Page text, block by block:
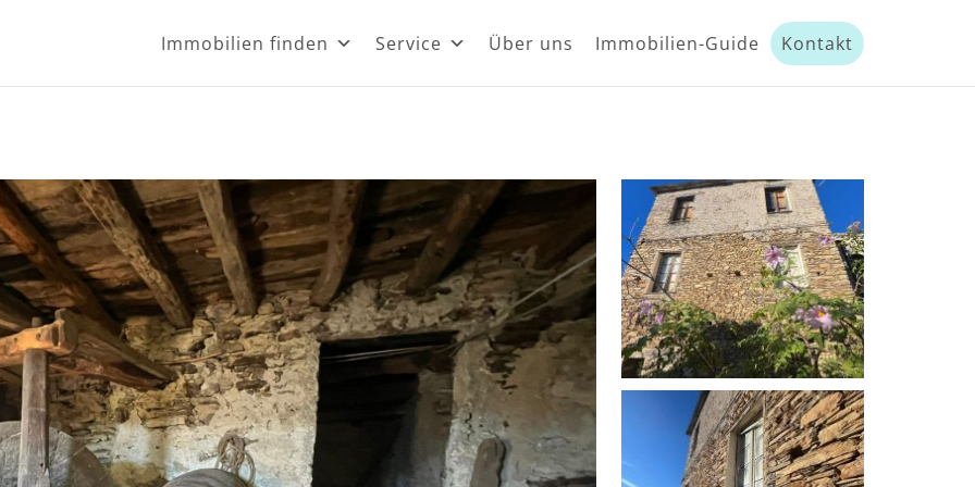
Immobilien finden Service Über uns Immobilien-Guide Kontakt